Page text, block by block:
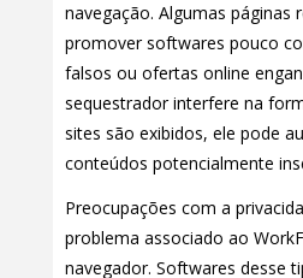
navegação. Algumas páginas
promover softwares pouco
falsos ou ofertas online
sequestrador interfere na
sites são exibidos, ele pode
conteúdos potencialmente
Preocupações com a
problema associado ao
navegador. Softwares desse